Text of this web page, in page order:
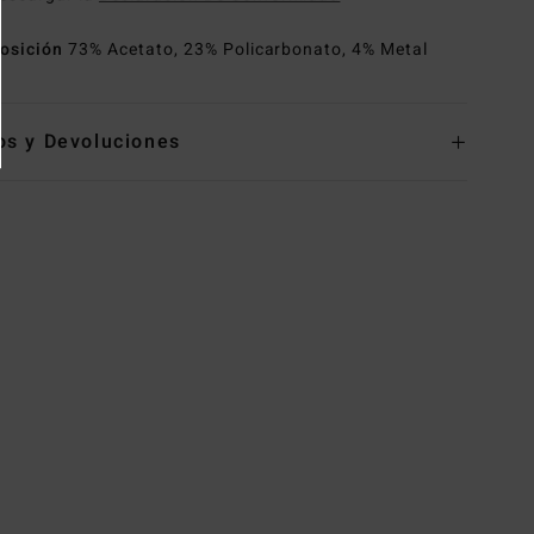
73% Acetato, 23% Policarbonato, 4% Metal
y Devoluciones